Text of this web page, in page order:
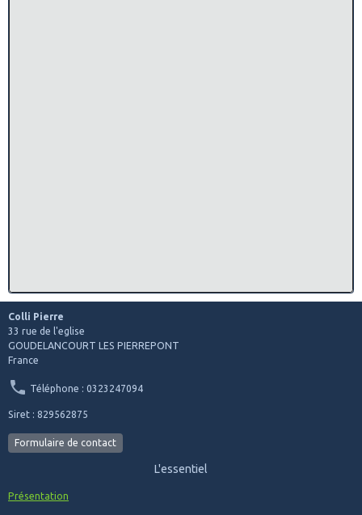
Colli Pierre
33 rue de l'eglise
GOUDELANCOURT LES PIERREPONT
France
Téléphone : 0323247094
Siret : 829562875
Formulaire de contact
L'essentiel
Présentation